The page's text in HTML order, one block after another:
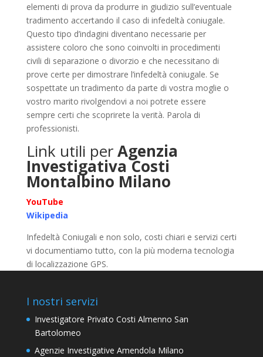
elementi di prova da produrre in giudizio sull’eventuale
tradimento accertando il caso di infedeltà coniugale.
Questo tipo d’indagini diventano necessarie per
assistere coloro che sono coinvolti in procedimenti
civili di separazione o divorzio e che necessitano di
prove certe per dimostrare l’infedeltà coniugale. Se
sospettate un tradimento da parte di vostra moglie o
vostro marito rivolgendovi a noi potrete essere
sempre certi che scoprirete la verità. Parola di
professionisti.
Link utili perAgenzia
Investigativa Costi
Montalbino Milano
YouTube
Wikipedia
Infedeltà Coniugali e non solo, costi chiari e servizi certi
vi documentiamo tutto, con la più moderna tecnologia
di localizzazione GPS.
I nostri servizi
Investigatore Privato Costi Almenno San
Bartolomeo
Agenzie Investigative Amendola Milano